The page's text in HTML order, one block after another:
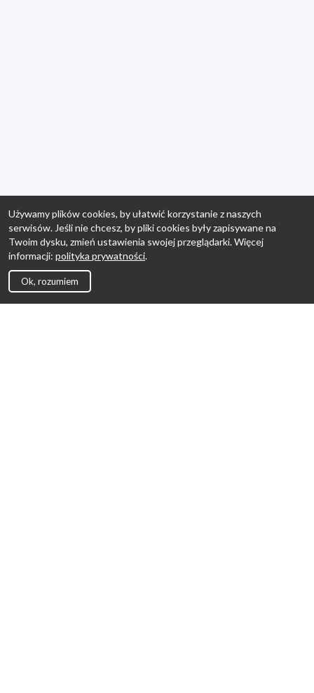
Używamy plików cookies, by ułatwić korzystanie z naszych
serwisów. Jeśli nie chcesz, by pliki cookies były zapisywane na
Twoim dysku, zmień ustawienia swojej przeglądarki. Więcej
informacji: polityka prywatności.
Ok, rozumiem